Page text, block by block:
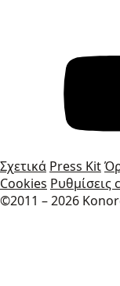
Σχετικά Press Kit
Cookies Ρυθμίσεις
©2011 – 2026